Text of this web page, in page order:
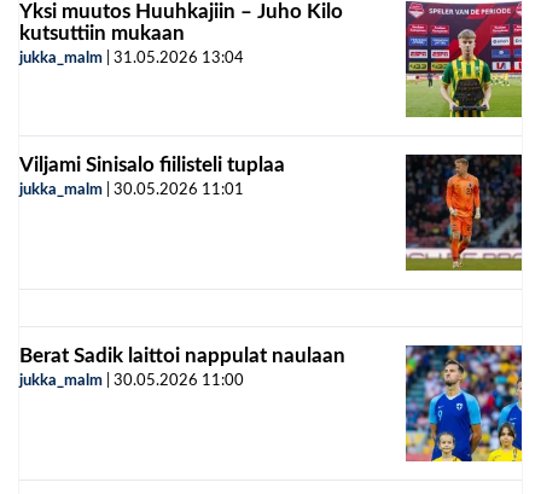
Yksi muutos Huuhkajiin – Juho Kilo
kutsuttiin mukaan
jukka_malm 31.05.2026 13:04
Viljami Sinisalo fiilisteli tuplaa
jukka_malm 30.05.2026 11:01
Berat Sadik laittoi nappulat naulaan
jukka_malm 30.05.2026 11:00